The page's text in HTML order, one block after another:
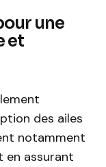
une
et
des ailes
notamment
en assurant